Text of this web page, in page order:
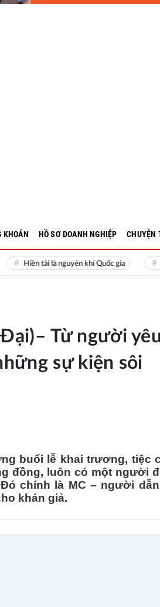
Hiền tài là nguyên khí Quốc gia Tết
KHOÁN HỒ SƠ DOANH NGHIỆP CHUYỆN
Từ người yêu
sự kiện sôi
buổi lễ khai trương, tiệc
đồng, luôn có một người
chính là MC – người
khán giả.